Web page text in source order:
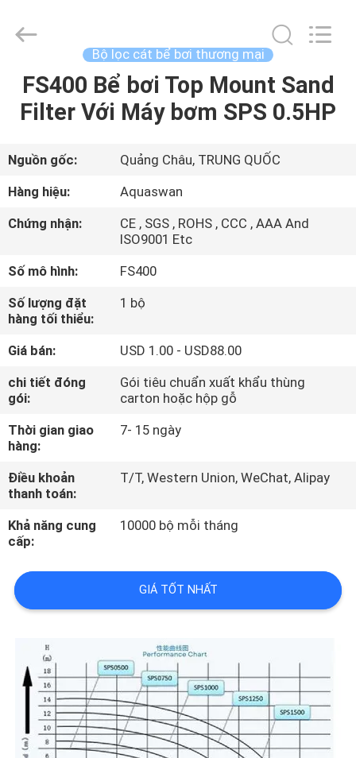
TRANG
CHỦ
CÁC
SẢN
PHẨM
VỀ
CHÚNG
TÔI
THAM
QUAN
NHÀ
MÁY
KIỂM
SOÁT
LƯỢNG
HỆ
CHÚNG
aquaswan
water
Rights
Reserved.
Bộ lọc cát bể bơi thương mại
FS400 Bể bơi Top Mount Sand
Filter Với Máy bơm SPS 0.5HP
Nguồn gốc:
Quảng Châu, TRUNG QUỐC
Hàng hiệu:
Aquaswan
Chứng nhận:
CE , SGS , ROHS , CCC , AAA And
ISO9001 Etc
Số mô hình:
FS400
Số lượng đặt
hàng tối thiểu:
1 bộ
Giá bán:
USD 1.00 - USD88.00
chi tiết đóng
gói:
Gói tiêu chuẩn xuất khẩu thùng
carton hoặc hộp gỗ
Thời gian giao
hàng:
7- 15 ngày
Điều khoản
thanh toán:
T/T, Western Union, WeChat, Alipay
Khả năng cung
cấp:
10000 bộ mỗi tháng
GIÁ TỐT NHẤT